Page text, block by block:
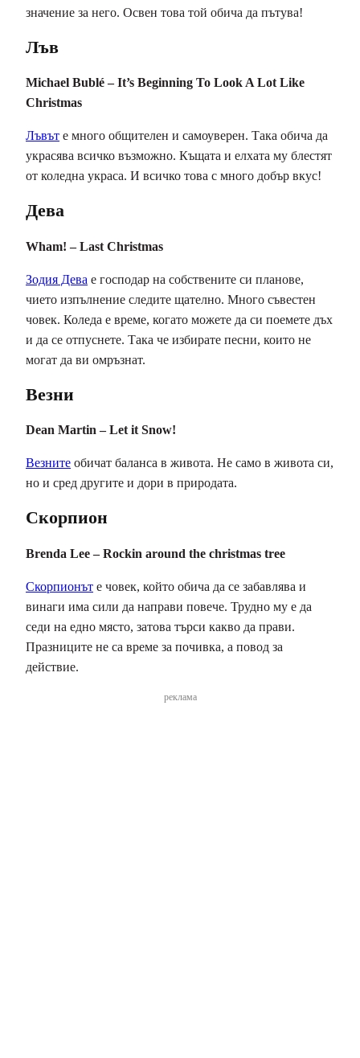
значение за него. Освен това той обича да пътува!
Лъв
Michael Bublé – It’s Beginning To Look A Lot Like
Christmas
Лъвът е много общителен и самоуверен. Така обича да
украсява всичко възможно. Къщата и елхата му блестят
от коледна украса. И всичко това с много добър вкус!
Дева
Wham! – Last Christmas
Зодия Дева е господар на собствените си планове,
чието изпълнение следите щателно. Много съвестен
човек. Коледа е време, когато можете да си поемете дъх
и да се отпуснете. Така че избирате песни, които не
могат да ви омръзнат.
Везни
Dean Martin – Let it Snow!
Везните обичат баланса в живота. Не само в живота си,
но и сред другите и дори в природата.
Скорпион
Brenda Lee – Rockin around the christmas tree
Скорпионът е човек, който обича да се забавлява и
винаги има сили да направи повече. Трудно му е да
седи на едно място, затова търси какво да прави.
Празниците не са време за почивка, а повод за
действие.
реклама